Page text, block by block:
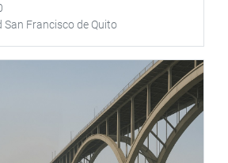
San Francisco de Quito